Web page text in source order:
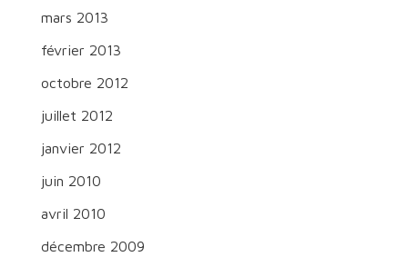
mars 2013
février 2013
octobre 2012
juillet 2012
janvier 2012
juin 2010
avril 2010
décembre 2009